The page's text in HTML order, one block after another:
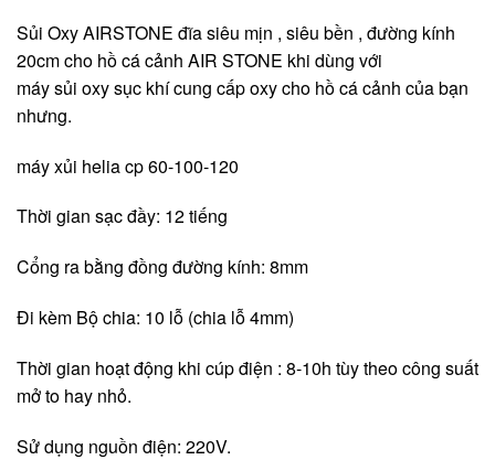
Sủi Oxy AIRSTONE đĩa siêu mịn , siêu bền , đường kính
20cm cho hồ cá cảnh AIR STONE khi dùng với
máy sủi oxy sục khí cung cấp oxy cho hồ cá cảnh của bạn
nhưng.
máy xủi helia cp 60-100-120
Thời gian sạc đầy: 12 tiếng
Cổng ra bằng đồng đường kính: 8mm
Đi kèm Bộ chia: 10 lỗ (chia lỗ 4mm)
Thời gian hoạt động khi cúp điện : 8-10h tùy theo công suất
mở to hay nhỏ.
Sử dụng nguồn điện: 220V.